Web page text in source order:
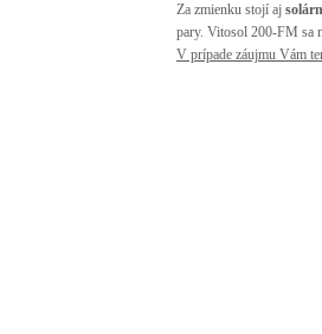
Za zmienku stojí aj
pary. Vitosol 200-FM sa
V prípade záujmu Vám